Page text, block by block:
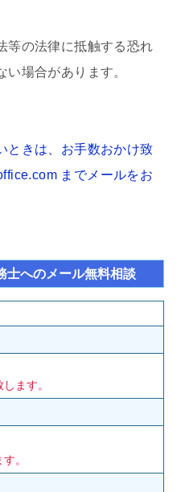
等の法律に抵触する恐れ
場合があります。
ときは、お手数おかけ致
までメールをお